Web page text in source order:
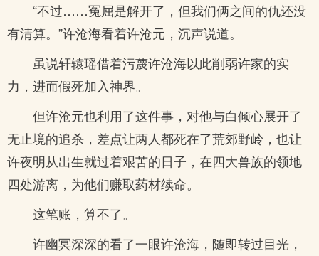
“不过……冤屈是解开了，但我们俩之间的仇还没
有清算。”许沧海看着许沧元，沉声说道。
虽说轩辕瑶借着污蔑许沧海以此削弱许家的实
力，进而假死加入神界。
但许沧元也利用了这件事，对他与白倾心展开了
无止境的追杀，差点让两人都死在了荒郊野岭，也让
许夜明从出生就过着艰苦的日子，在四大兽族的领地
四处游离，为他们赚取药材续命。
这笔账，算不了。
许幽冥深深的看了一眼许沧海，随即转过目光，